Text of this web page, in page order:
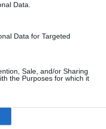
Data.
Data for Targeted
Sale, and/or Sharing
the Purposes for which it